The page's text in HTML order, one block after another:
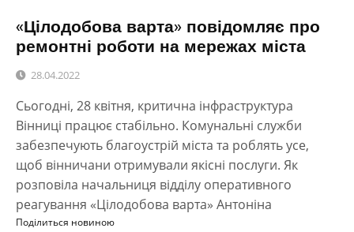
«Цілодобова варта» повідомляє про
ремонтні роботи на мережах міста
28.04.2022
Сьогодні, 28 квітня, критична інфраструктура
Вінниці працює стабільно. Комунальні служби
забезпечують благоустрій міста та роблять усе,
щоб вінничани отримували якісні послуги. Як
розповіла начальниця відділу оперативного
реагування «Цілодобова варта» Антоніна
Поділиться новиною